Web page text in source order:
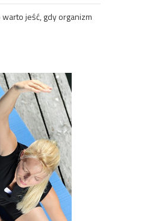
jeść, gdy organizm